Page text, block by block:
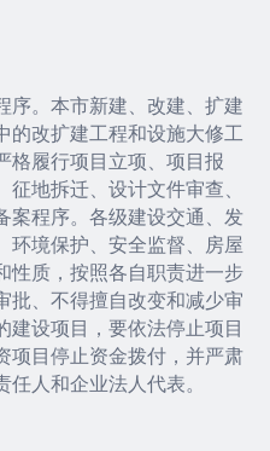
序。本市新建、改建、扩建
的改扩建工程和设施大修工
格履行项目立项、项目报
地拆迁、设计文件审查、
案程序。各级建设交通、发
环境保护、安全监督、房屋
性质，按照各自职责进一步
批、不得擅自改变和减少审
建设项目，要依法停止项目
项目停止资金拨付，并严肃
人和企业法人代表。